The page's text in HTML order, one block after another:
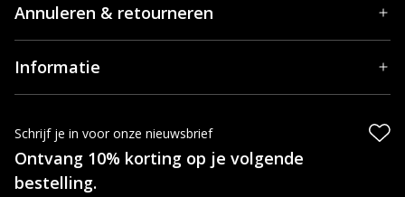
Annuleren & retourneren
Informatie
Schrijf je in voor onze nieuwsbrief
Ontvang 10% korting op je volgende
bestelling.